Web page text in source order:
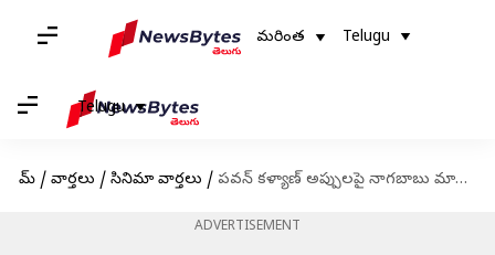
మరింత Telugu
Telugu
హోమ్ / వార్తలు / సినిమా వార్తలు / పవన్ కళ్యాణ్ అప్పులపై నాగబాబు మాటలు వైరల్
ADVERTISEMENT